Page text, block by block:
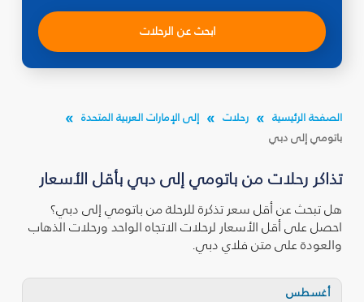
ابحث عن الرحلات
الصفحة الرئيسية رحلات
إلى الإمارات العربية المتحدة
باتومي إلى دبي
تذاكر رحلات من باتومي إلى دبي بأقل الأسعار
هل تبحث عن أقل سعر تذكرة للرحلة من باتومي إلى دبي؟
احصل على أقل الأسعار لرحلات الاتجاه الواحد ورحلات الذهاب
والعودة على متن فلاي دبي.
أغسطس